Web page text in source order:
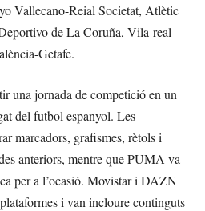
Vallecano-Reial Societat, Atlètic
de La Coruña, Vila-real-
Getafe.
una jornada de competició en un
del futbol espanyol. Les
marcadors, grafismes, rètols i
anteriors, mentre que PUMA va
per a l’ocasió. Movistar i DAZN
i van incloure continguts